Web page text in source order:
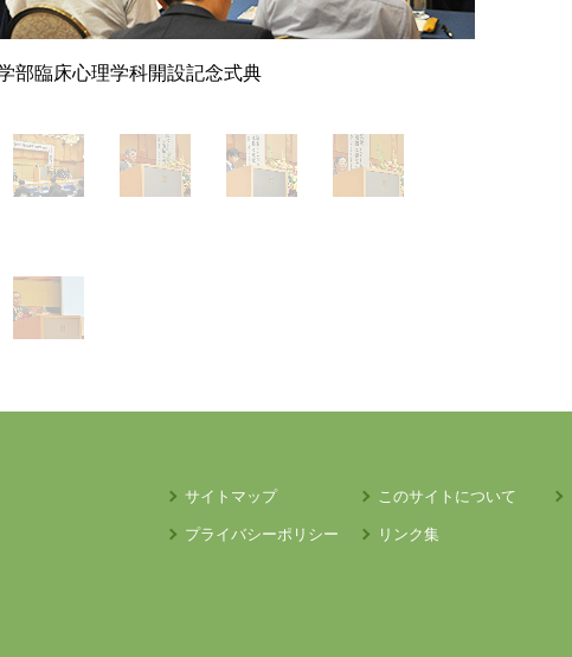
部臨床心理学科開設記念式典
サイトマップ このサイトについて
プライバシーポリシー
リンク集